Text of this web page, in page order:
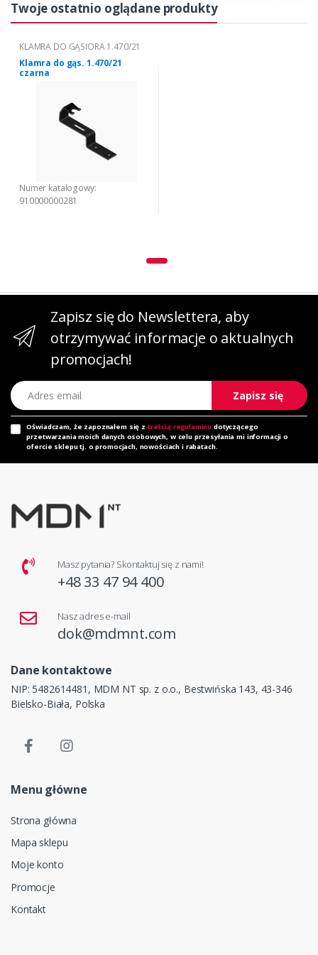
Twoje ostatnio oglądane produkty
KLAMRA DO GĄSIORA 1.470/21
Klamra do gąs. 1.470/21
czarna
Numer katalogowy:
910000000281
Zapisz się do Newslettera, aby
otrzymywać informacje o aktualnych
promocjach!
Adres email
Zapisz się
Oświadczam, że zapoznałem się z treścią regulaminu dotyczącego
przetwarzania moich danych osobowych, w celu przesyłania mi informacji o
ofercie sklepu tj. o promocjach, nowościach i rabatach.
Masz pytania? Skontaktuj się z nami!
+48 33 47 94 400
Nasz adres e-mail
dok@mdmnt.com
Dane kontaktowe
NIP: 5482614481, MDM NT sp. z o.o., Bestwińska 143, 43-346
Bielsko-Biała, Polska
Menu główne
Strona główna
Mapa sklepu
Moje konto
Promocje
Kontakt